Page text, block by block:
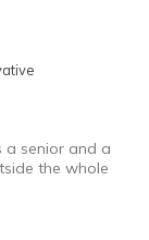
a senior and a
the whole